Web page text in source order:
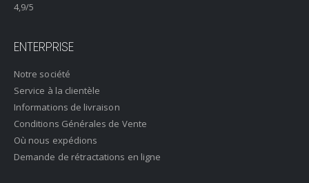
4,9/5
ENTERPRISE
Notre société
Service à la clientèle
Informations de livraison
Conditions Générales de Vente
Où nous expédions
Demande de rétractations en ligne